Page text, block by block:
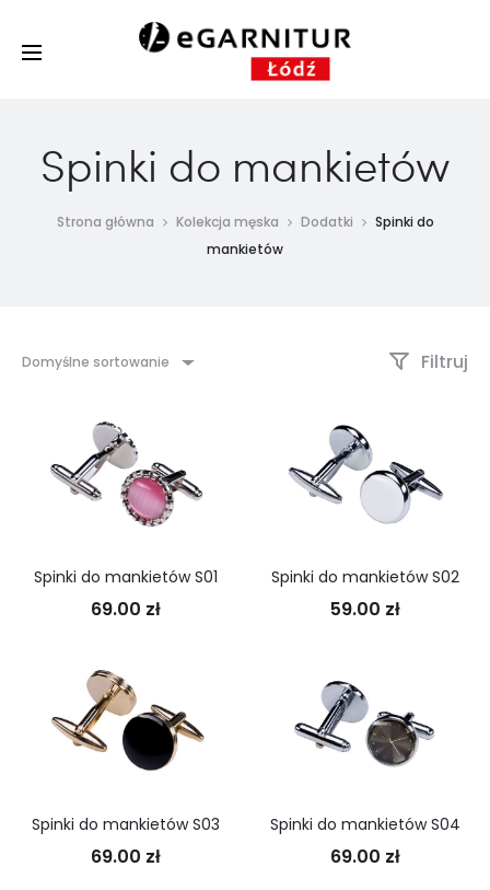
Spinki do mankietów
Strona główna Kolekcja męska Dodatki
Spinki do
mankietów
Domyślne sortowanie Filtruj
Spinki do mankietów S01
69.00 zł
Spinki do mankietów S02
59.00 zł
Spinki do mankietów S03
69.00 zł
Spinki do mankietów S04
69.00 zł